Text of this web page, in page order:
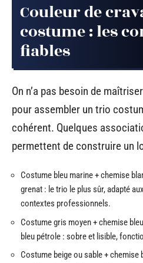
Couleur de
costume : les
fiables
On n’a pas besoin de
pour assembler un trio
cohérent. Quelques
permettent de construire un
Costume bleu marine + chemise
grenat : le trio le plus sûr, adapté
contextes professionnels.
Costume gris moyen + chemise
bleu pétrole : sobre et lisible,
Costume beige ou sable +